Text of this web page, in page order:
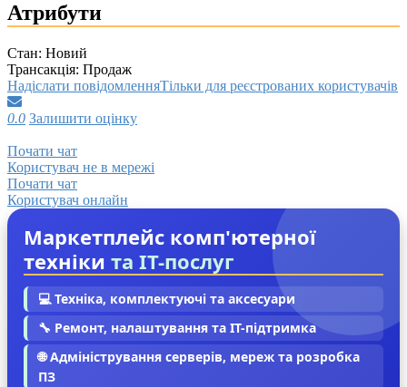
Атрибути
Стан: Новий
Трансакція: Продаж
Надіслати повідомленняТільки для реєстрованих користувачів
0.0 Залишити оцінку
Почати чат
Користувач не в мережі
Почати чат
Користувач онлайн
Маркетплейс комп'ютерної
техніки та IT-послуг
💻 Техніка, комплектуючі та аксесуари
🔧 Ремонт, налаштування та IT-підтримка
🌐 Адміністрування серверів, мереж та розробка
ПЗ